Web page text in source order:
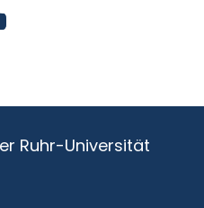
Ruhr-Universität